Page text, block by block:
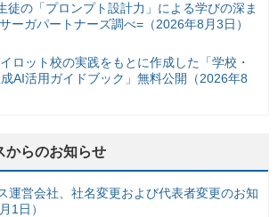
徒の「プロンプト設計力」による学びの深ま
ーガパートナーズ調べ=（2026年8月3日）
ロット校の実践をもとに作成した「学校・
AI活用ガイドブック」無料公開（2026年8
からのお知らせ
運営会社、社名変更および代表者変更のお知
1日）